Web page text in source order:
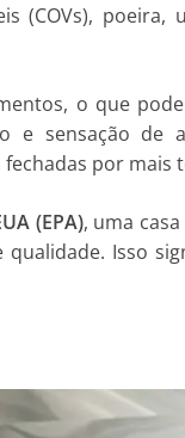
(COVs), poeira,
o que
e sensação de
por mais
(EPA), uma
Isso